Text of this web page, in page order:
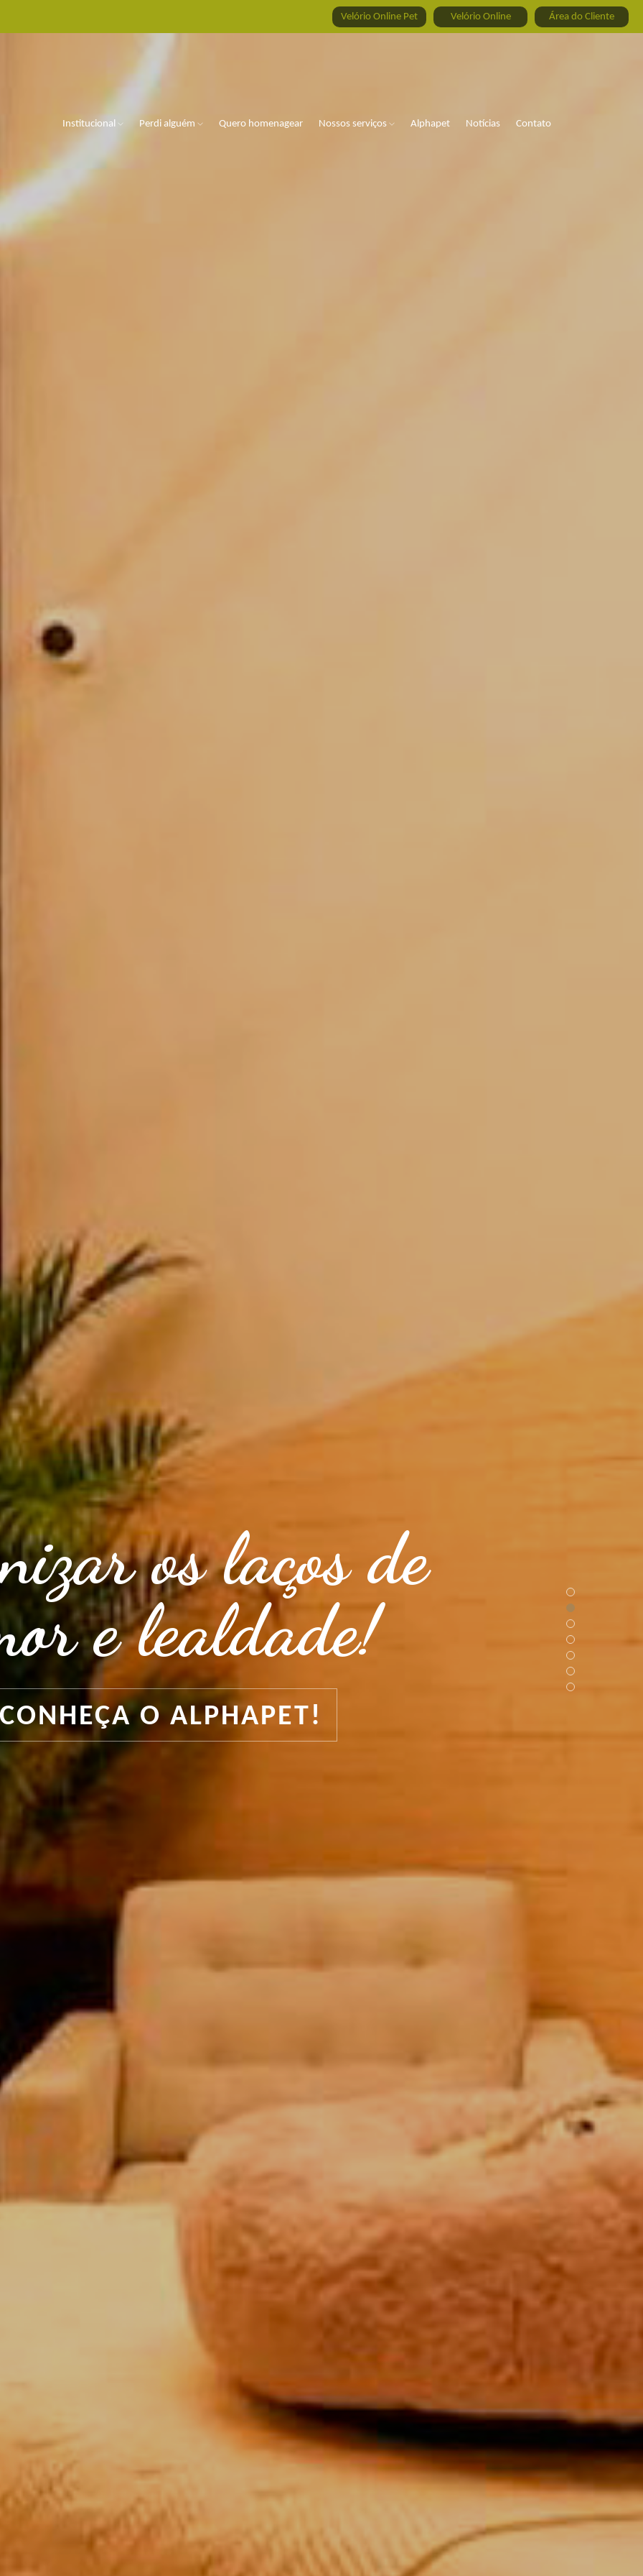
Velório Online Pet Velório Online Área do Cliente
Institucional Perdi alguém Quero homenagear Nossos serviços Alphapet Notícias Contato
os laços de
e lealdade!
CONHEÇA O ALPHAPET!
é infinito!
PODEMOS AJUDAR?